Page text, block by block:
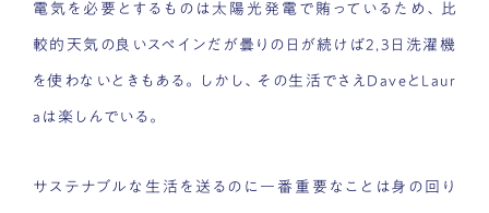
電気を必要とするものは太陽光発電で賄っているため、比
較的天気の良いスペインだが曇りの日が続けば2,3日洗濯機
を使わないときもある。しかし、その生活でさえDaveとLaur
aは楽しんでいる。
サステナブルな生活を送るのに一番重要なことは身の回り